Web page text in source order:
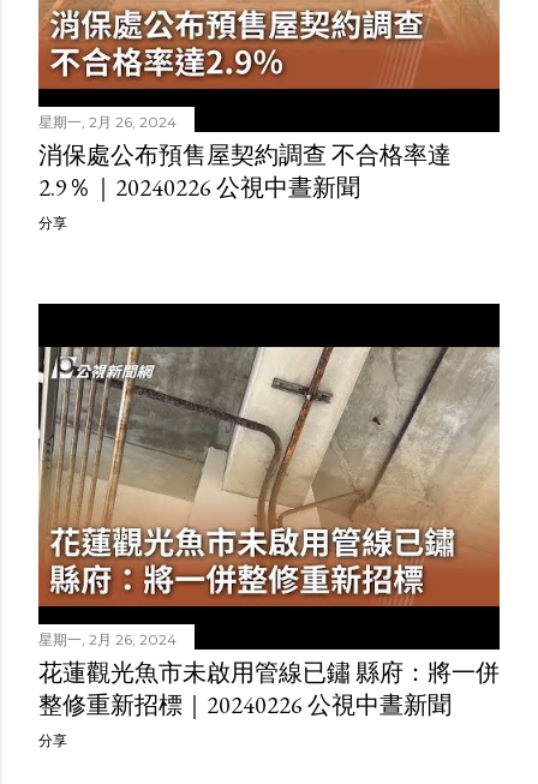
星期一, 2月 26, 2024
消保處公布預售屋契約調查 不合格率達
2.9％｜20240226 公視中晝新聞
分享
星期一, 2月 26, 2024
花蓮觀光魚市未啟用管線已鏽 縣府：將一併
整修重新招標｜20240226 公視中晝新聞
分享